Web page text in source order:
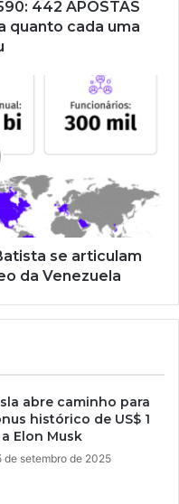
442 APOSTAS
quanto cada uma
se articulam
da Venezuela
abre caminho para
histórico de US$ 1
Elon Musk
de setembro de 2025